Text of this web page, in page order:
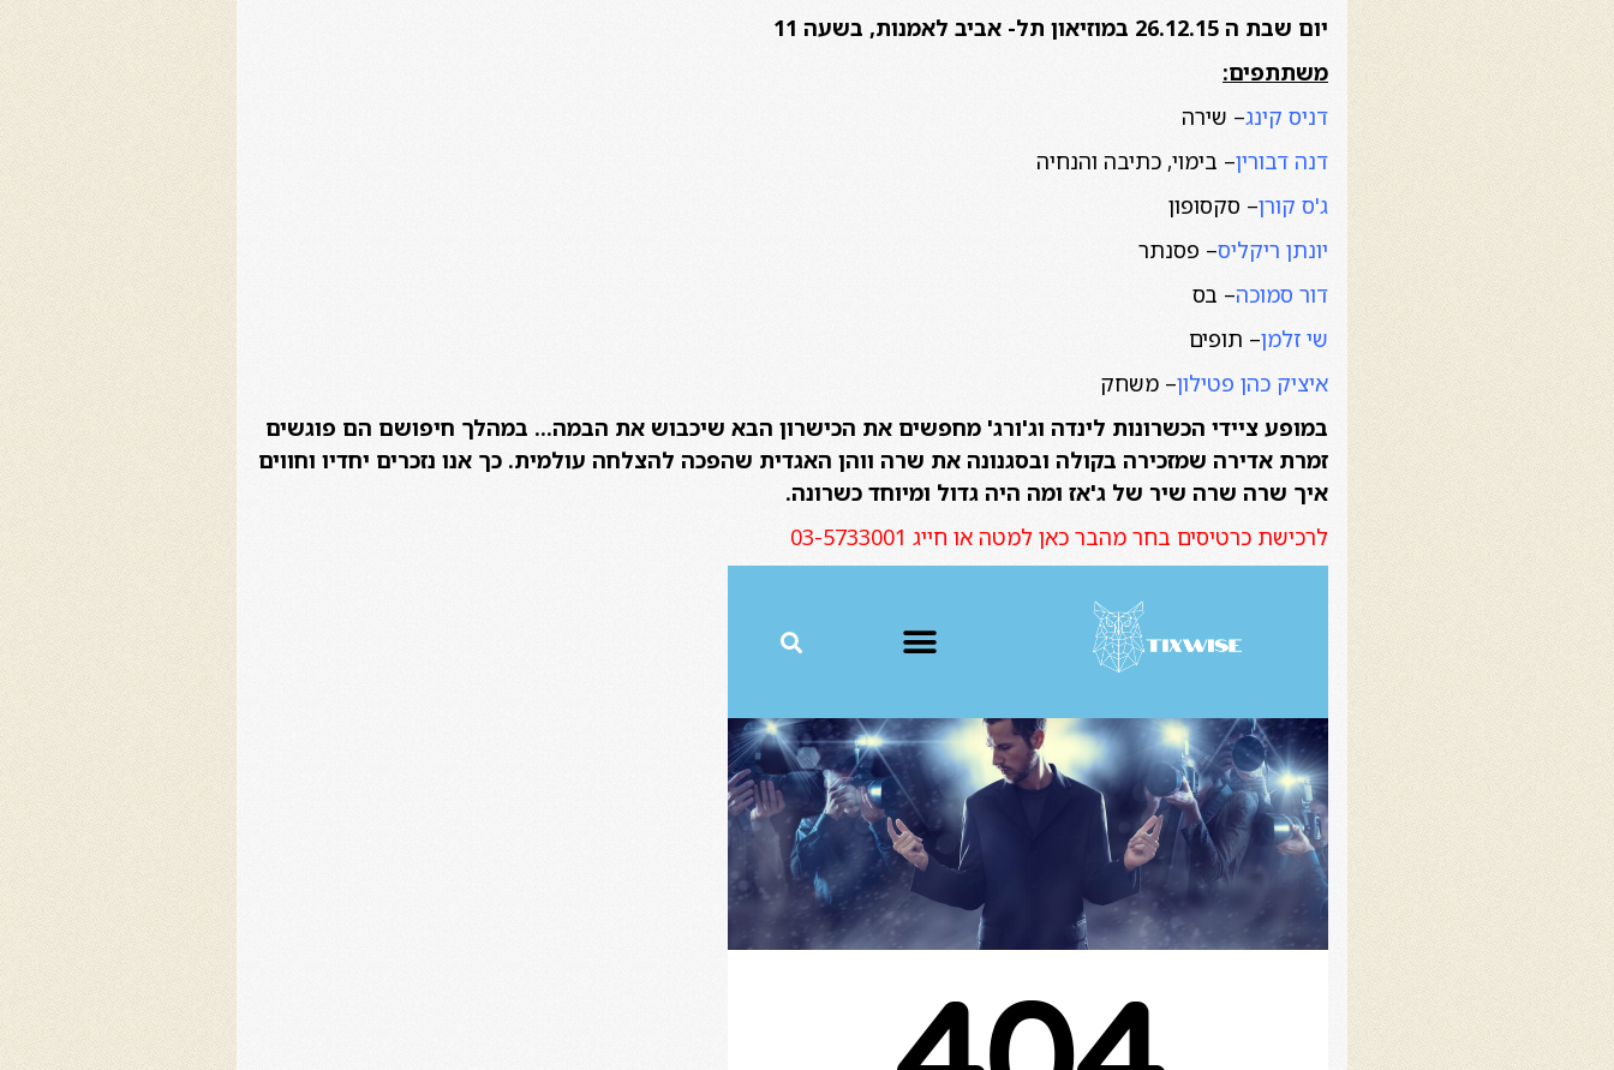
יום שבת ה 26.12.15 במוזיאון תל- אביב לאמנות, בשעה 11
משתתפים:
דניס קינג– שירה
דנה דבורין– בימוי, כתיבה והנחיה
ג'ס קורן– סקסופון
יונתן ריקליס– פסנתר
דור סמוכה– בס
שי זלמן– תופים
איציק כהן פטילון– משחק
במופע ציידי הכשרונות לינדה וג'ורג' מחפשים את הכישרון הבא שיכבוש את הבמה… במהלך חיפושם הם פוגשים
זמרת אדירה שמזכירה בקולה ובסגנונה את שרה ווהן האגדית שהפכה להצלחה עולמית. כך אנו נזכרים יחדיו וחווים
איך שרה שרה שיר של ג'אז ומה היה גדול ומיוחד כשרונה.
לרכישת כרטיסים בחר מהבר כאן למטה או חייג 03-5733001